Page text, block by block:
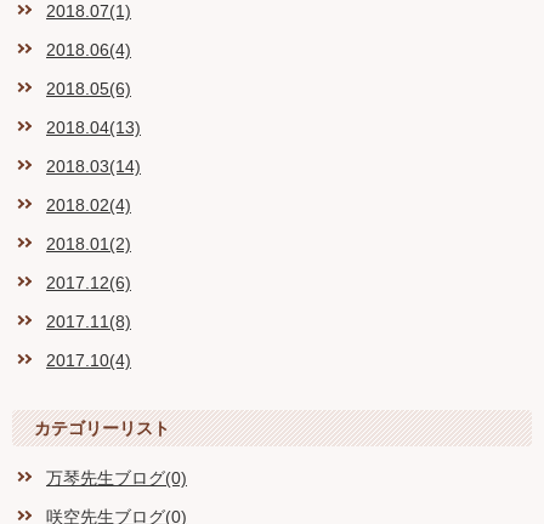
2018.07(1)
2018.06(4)
2018.05(6)
2018.04(13)
2018.03(14)
2018.02(4)
2018.01(2)
2017.12(6)
2017.11(8)
2017.10(4)
カテゴリーリスト
万琴先生ブログ(0)
咲空先生ブログ(0)